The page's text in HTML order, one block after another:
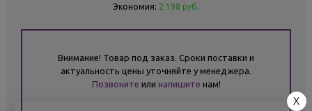
Экономия: 2 198 руб.
Внимание! Товар под заказ. Сроки поставки и
актуальность цены уточняйте у менеджера.
Позвоните или напишите нам!
X